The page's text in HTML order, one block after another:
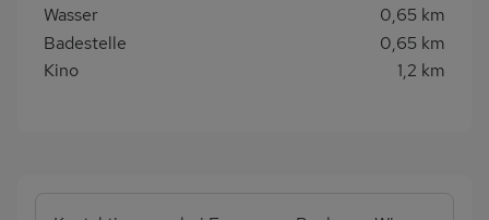
Wasser
0,65 km
Badestelle
0,65 km
Kino
1,2 km